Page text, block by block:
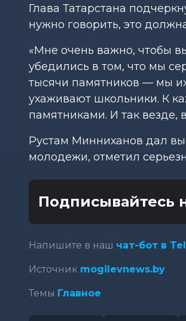
Глава Татарстана
нужно говорить, это
«Мне очень важно, чтобы
убедились в том, что мы
тысячи памятников — мы
ухаживают школьники. К
памятниками. И так везде,
Рустам Минниханов дал
молодежи, отметил
Подписывайтесь
Напишите в наш чат-бот в
Источник mogilevnews.by
Темы Главное